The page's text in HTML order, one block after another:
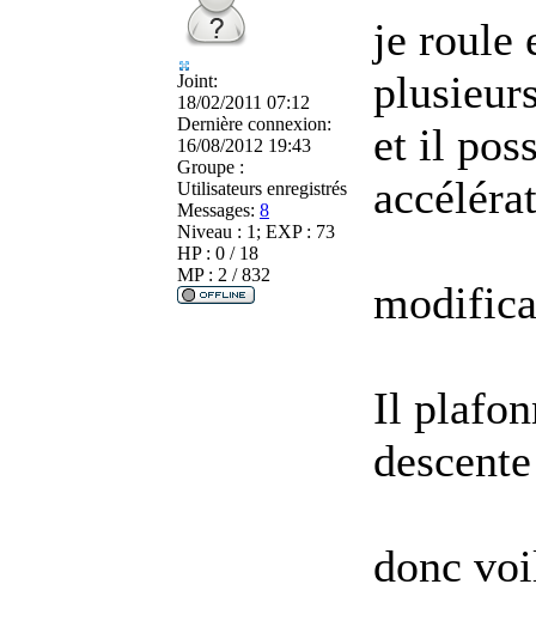
Joint:
18/02/2011 07:12
Dernière connexion:
16/08/2012 19:43
Groupe :
Utilisateurs enregistrés
Messages: 8
Niveau : 1; EXP : 73
HP : 0 / 18
MP : 2 / 832
je roule
et il
Il
donc